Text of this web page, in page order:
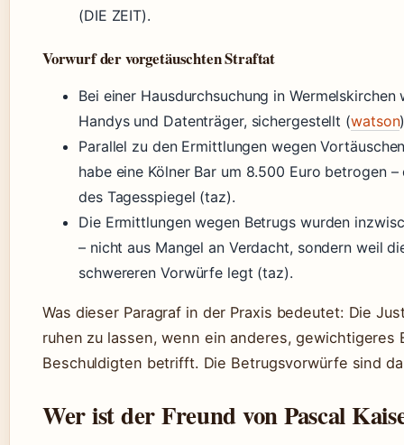
(DIE ZEIT).
Vorwurf der vorgetäuschten Straftat
Bei einer Hausdurchsuchung in
Handys und Datenträger, sichergestellt (watson
Parallel zu den Ermittlungen wegen
habe eine Kölner Bar um 8.500 Euro betrogen
des Tagesspiegel (taz).
Die Ermittlungen wegen Betrugs wurden
– nicht aus Mangel an Verdacht, sondern weil
schwereren Vorwürfe legt (taz).
Was dieser Paragraf in der Praxis bedeutet: Die
ruhen zu lassen, wenn ein anderes,
Beschuldigten betrifft. Die Betrugsvorwürfe sind
Wer ist der Freund von Pascal